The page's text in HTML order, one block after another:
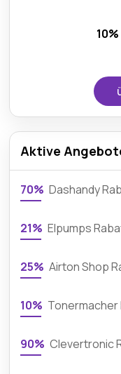
Aktive
70% Dashandy
21% Elpumps
25% Airton Shop
10% Tonermacher
90% Clevertronic